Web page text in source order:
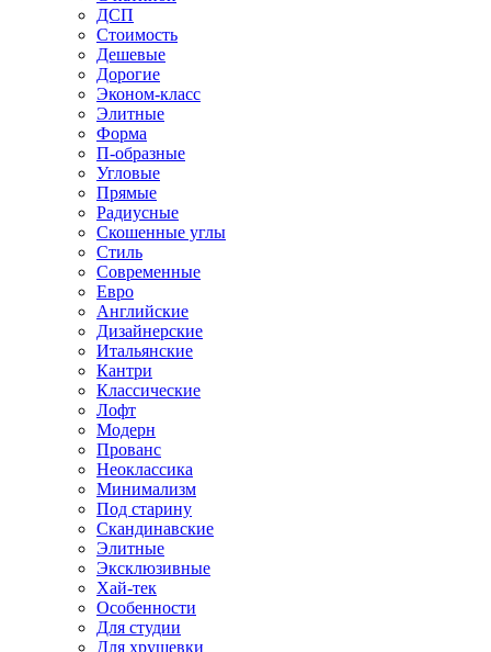
ДСП
Стоимость
Дешевые
Дорогие
Эконом-класс
Элитные
Форма
П-образные
Угловые
Прямые
Радиусные
Скошенные углы
Стиль
Современные
Евро
Английские
Дизайнерские
Итальянские
Кантри
Классические
Лофт
Модерн
Прованс
Неоклассика
Минимализм
Под старину
Скандинавские
Элитные
Эксклюзивные
Хай-тек
Особенности
Для студии
Для хрущевки